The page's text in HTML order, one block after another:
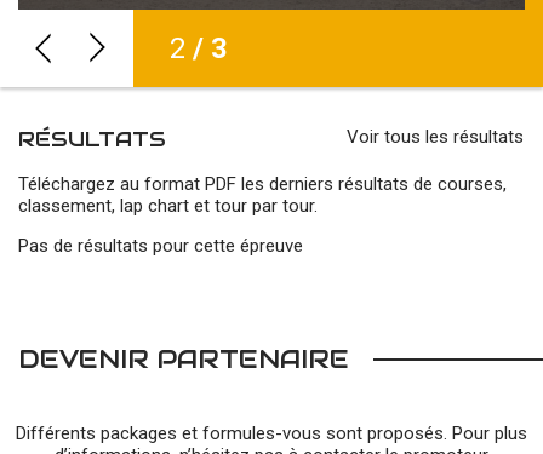
2 / 3
RÉSULTATS Voir tous les résultats
Téléchargez au format PDF les derniers résultats de courses,
classement, lap chart et tour par tour.
Pas de résultats pour cette épreuve
DEVENIR PARTENAIRE
Différents packages et formules-vous sont proposés. Pour plus